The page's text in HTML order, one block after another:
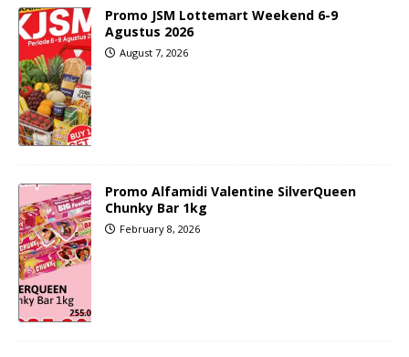
Promo JSM Lottemart Weekend 6-9
Agustus 2026
August 7, 2026
Promo Alfamidi Valentine SilverQueen
Chunky Bar 1kg
February 8, 2026